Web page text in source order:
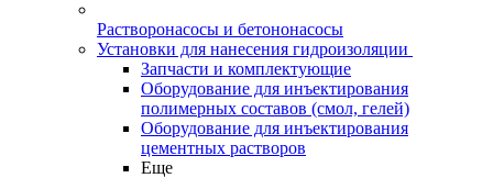
Растворонасосы и бетононасосы
Установки для нанесения гидроизоляции
Запчасти и комплектующие
Оборудование для инъектирования
полимерных составов (смол, гелей)
Оборудование для инъектирования
цементных растворов
Еще